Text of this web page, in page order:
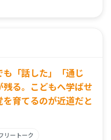
「話した」「通じ
る。こどもへ学ばせ
育てるのが近道だと
リートーク